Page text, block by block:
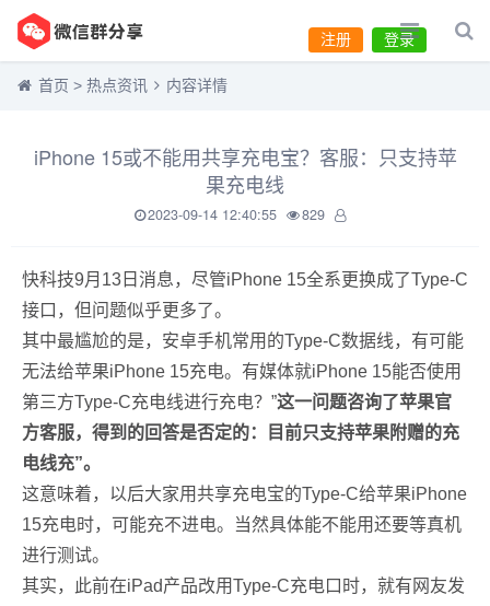
登录
注册
首页 > 热点资讯 内容详情
iPhone 15或不能用共享充电宝？客服：只支持苹
果充电线
2023-09-14 12:40:55 829
快科技9月13日消息，尽管iPhone 15全系更换成了Type-C
接口，但问题似乎更多了。
其中最尴尬的是，安卓手机常用的Type-C数据线，有可能
无法给苹果iPhone 15充电。有媒体就iPhone 15能否使用
第三方Type-C充电线进行充电？”这一问题咨询了苹果官
方客服，得到的回答是否定的：目前只支持苹果附赠的充
电线充”。
这意味着，以后大家用共享充电宝的Type-C给苹果iPhone
15充电时，可能充不进电。当然具体能不能用还要等真机
进行测试。
其实，此前在iPad产品改用Type-C充电口时，就有网友发